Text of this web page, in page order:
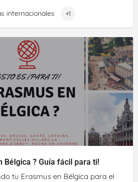
internacionales +1
Bélgica ? Guía fácil para ti!
tu Erasmus en Bélgica para el